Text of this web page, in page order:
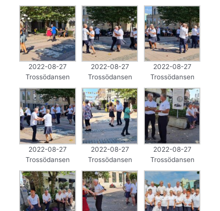
2022-08-27
Trossödansen
2022-08-27
Trossödansen
2022-08-27
Trossödansen
2022-08-27
Trossödansen
2022-08-27
Trossödansen
2022-08-27
Trossödansen